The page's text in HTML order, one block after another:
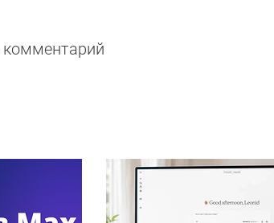
комментарий